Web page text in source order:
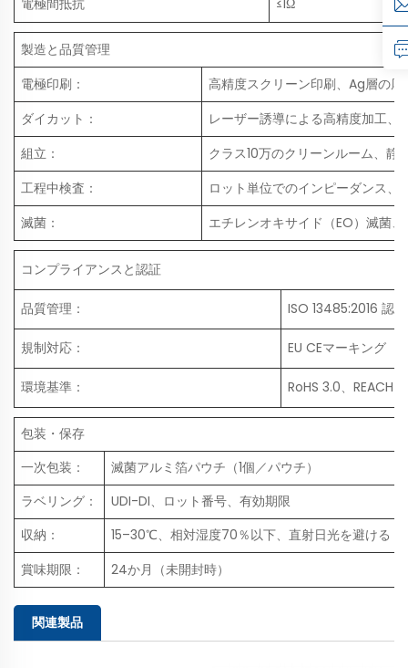
電極間抵抗 ≤1Ω
製造と品質管理
電極印刷：
高精度スクリーン印刷、Ag層の
ダイカット：
レーザー誘導による高精度加工
組立：
クラス10万のクリーンルーム、静
工程中検査：
ロット単位でのインピーダンス
滅菌：
エチレンオキサイド（EO）滅菌
コンプライアンスと認証
品質管理： ISO 13485:2016 認
規制対応： EU CEマーキング
環境基準： RoHS 3.0、REACH
包装・保存
一次包装：
滅菌アルミ箔パウチ（1個／パウチ）
ラベリング：
UDI-DI、ロット番号、有効期限
収納：
15–30℃、相対湿度70％以下、直射日光を避ける
賞味期限：
24か月（未開封時）
関連製品